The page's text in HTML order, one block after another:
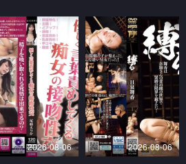
2026-08-06 2026-08-06